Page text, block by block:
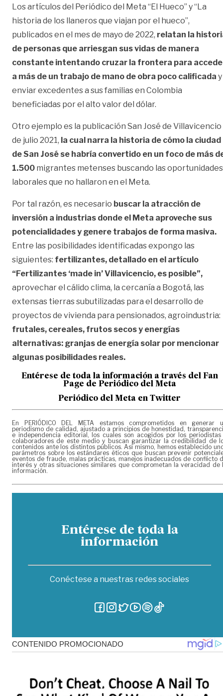
Los artículos del Periódico del Meta “El Hueco” y “La
historia de los llaneros que viajan por el hueco”,
publicados en el mes de mayo de 2022, relatan la
de personas que arriesgan sus vidas de manera
constante intentando cruzar la frontera para
a más de un trabajo de mano de obra poco calificada y
enviar excedentes a sus familias en Colombia
beneficiadas por el alto valor del dólar.
Otro ejemplo es la publicación San José de Villavicencio
de julio 2021, la cual narra la historia de cómo la ciudad
de San José se habría convertido en un foco de más
1.500 migrantes metenses buscando las oportunidades
laborales que no hallaron en el Meta.
Por tal razón, es necesario buscar la atracción de
inversión a industrias donde el Meta aproveche sus
potencialidades y genere trabajos de forma masiva.
Entre las posibilidades identificadas expongo las
siguientes: fertilizantes, detallado en el artículo
“Fertilizantes ‘made in’ Villavicencio, es posible”,
aprovechar el cálido clima, la cercanía a Bogotá, las
extensas tierras subutilizadas para el desarrollo de
proyectos de vivienda para pensionados, agroindustria:
frutales, cereales, frutos secos y energías
alternativas: granjas de energía solar por mencionar
algunas posibilidades reales.
Entérese de toda la información a través del Fan
Page de Periódico del Meta
Periódico del Meta en Twitter
En PERIÓDICO DEL META estamos comprometidos en generar
periodismo de calidad, ajustado a principios de honestidad,
e independencia editorial, los cuales son acogidos por los periodistas
colaboradores de este medio y buscan garantizar la credibilidad de
contenidos ante los distintos públicos. Así mismo, hemos establecido
parámetros sobre los estándares éticos que buscan prevenir
eventos de fraude, malas prácticas, manejos inadecuados de conflicto
interés y otras situaciones similares que comprometan la veracidad de
información.
Entérese de toda la
información
Conéctese a nuestras redes sociales